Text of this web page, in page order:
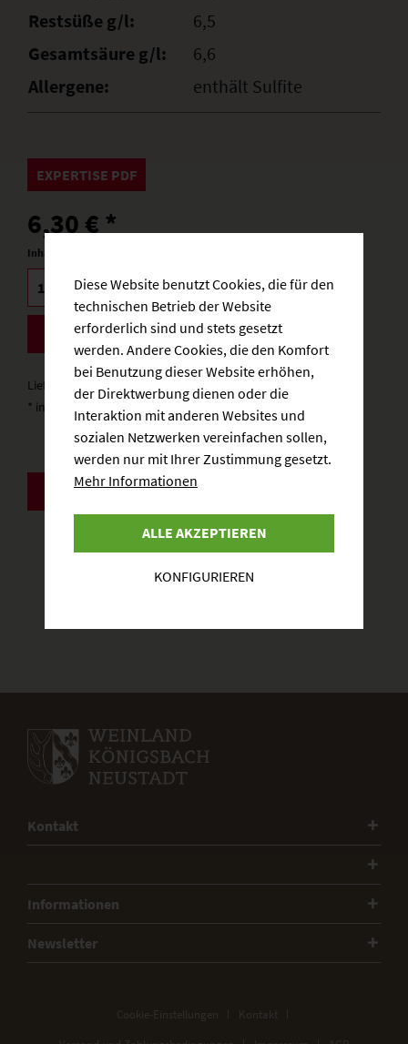
Restsüße g/l:
6,5
Gesamtsäure g/l:
6,6
Allergene:
enthält Sulfite
EXPERTISE PDF
6,30 € *
Inhalt:
BESTELLEN
Lieferzeit: 3-5 Werktage
* inkl. gesetzlicher MwSt.
zzgl. Versandkosten
ZURÜCK
Kontakt
Informationen
Newsletter
Cookie-Einstellungen
Kontakt
Diese Website benutzt Cookies, die für den
technischen Betrieb der Website
erforderlich sind und stets gesetzt
werden. Andere Cookies, die den Komfort
bei Benutzung dieser Website erhöhen,
der Direktwerbung dienen oder die
Interaktion mit anderen Websites und
sozialen Netzwerken vereinfachen sollen,
werden nur mit Ihrer Zustimmung gesetzt.
Mehr Informationen
ALLE AKZEPTIEREN
KONFIGURIEREN